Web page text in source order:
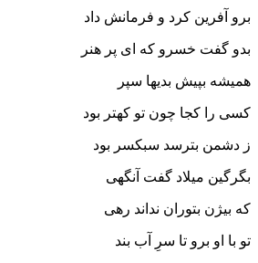
برو آفرین کرد و فرمانش داد
بدو گفت خسرو که اى پر هنر
همیشه بپیش بدیها سپر
کسى را کجا چون تو کهتر بود
ز دشمن بترسد سبکسر بود
بگرگین میلاد گفت آنگهى
که بیژن بتوران نداند رهى‏
تو با او برو تا سرِ آب بند